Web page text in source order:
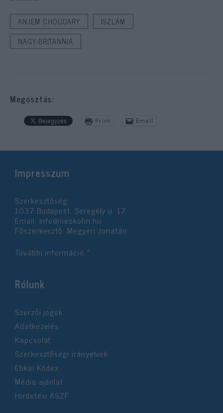
ANJEM CHOUDARY
ISZLÁM
NAGY-BRITANNIA
Megosztás:
Print Email
Impresszum
Szerkesztőség:
1037 Budapest, Seregély u. 17.
Email: info@neokohn.hu
Főszerkesztő: Megyeri Jonatán
További információ »
Rólunk
Szerzői jogok
Adatkezelés
Kapcsolat
Szerkesztőségi irányelvek
Etikai Kódex
Média ajánlat
Hirdetési ÁSZF